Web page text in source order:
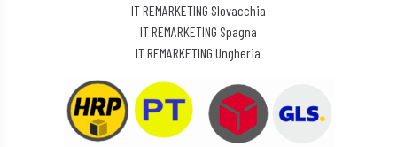
IT REMARKETING Slovacchia
IT REMARKETING Spagna
IT REMARKETING Ungheria